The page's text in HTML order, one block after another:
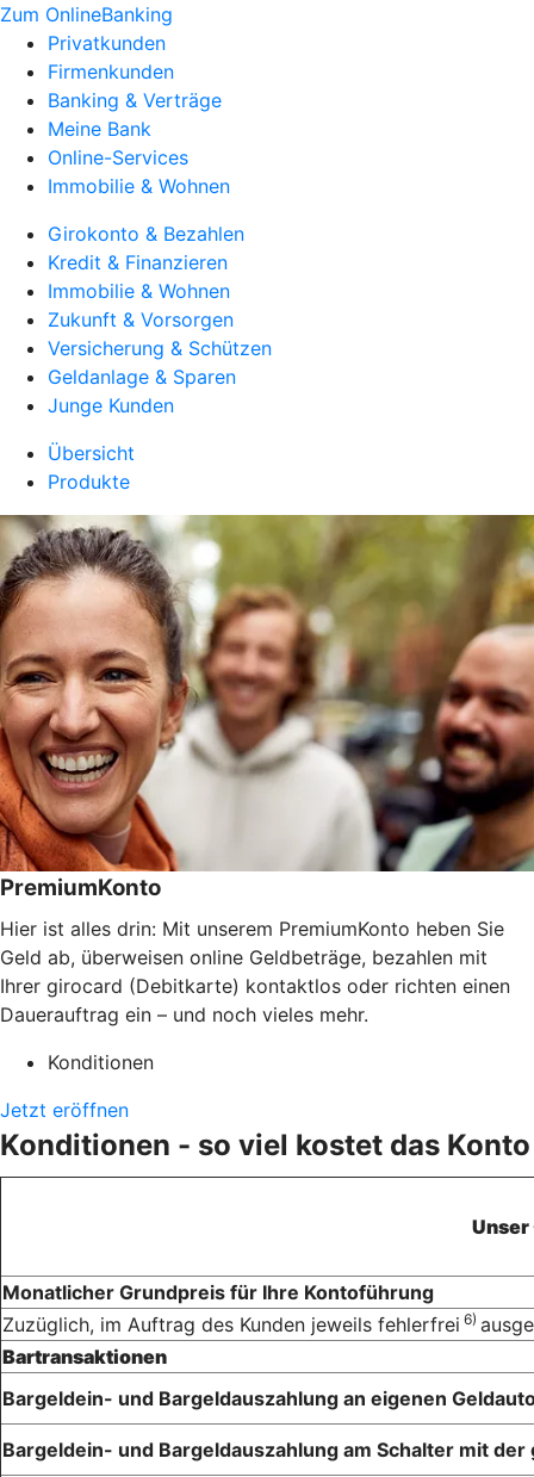
Zum OnlineBanking
Privatkunden
Firmenkunden
Banking & Verträge
Meine Bank
Online-Services
Immobilie & Wohnen
Girokonto & Bezahlen
Kredit & Finanzieren
Immobilie & Wohnen
Zukunft & Vorsorgen
Versicherung & Schützen
Geldanlage & Sparen
Junge Kunden
Übersicht
Produkte
PremiumKonto
Hier ist alles drin: Mit unserem PremiumKonto heben Sie
Geld ab, überweisen online Geldbeträge, bezahlen mit
Ihrer girocard (Debitkarte) kontaktlos oder richten einen
Dauerauftrag ein – und noch vieles mehr.
Konditionen
Jetzt eröffnen
Konditionen - so viel kostet das Konto
Monatlicher Grundpreis für Ihre Kontoführung
Zuzüglich, im Auftrag des Kunden jeweils fehlerfrei 6)
Bartransaktionen
Bargeldein- und Bargeldauszahlung an eigenen
Bargeldein- und Bargeldauszahlung am Schalter mit der